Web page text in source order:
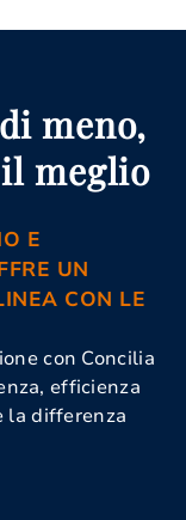
meno,
meglio
E
UN
CON LE
con Concilia
efficienza
la differenza